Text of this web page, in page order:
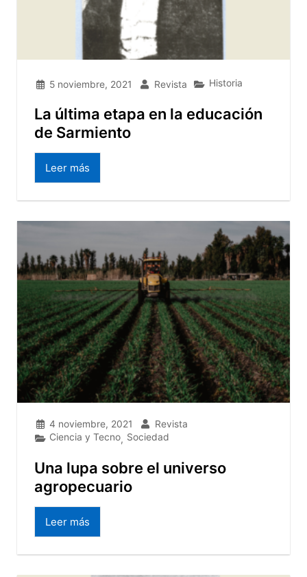
5 noviembre, 2021 Revista Historia
La última etapa en la educación
de Sarmiento
Leer más
4 noviembre, 2021
Revista
Ciencia y Tecno, Sociedad
Una lupa sobre el universo
agropecuario
Leer más